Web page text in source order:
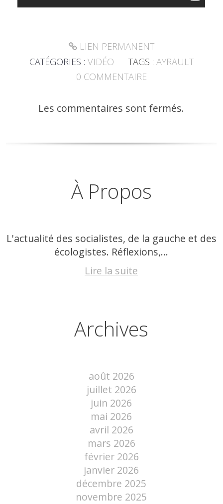
LIEN PERMANENT
CATÉGORIES : VIDÉO TAGS : AYRAULT
0 COMMENTAIRE
Les commentaires sont fermés.
À Propos
L'actualité des socialistes, de la gauche et des
écologistes. Réflexions,...
Lire la suite
Archives
août 2026
juillet 2026
juin 2026
mai 2026
avril 2026
mars 2026
février 2026
janvier 2026
décembre 2025
novembre 2025